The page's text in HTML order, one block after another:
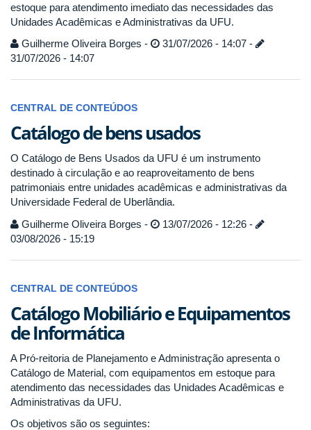
estoque para atendimento imediato das necessidades das
Unidades Acadêmicas e Administrativas da UFU.
Guilherme Oliveira Borges -
31/07/2026 - 14:07 -
31/07/2026 - 14:07
CENTRAL DE CONTEÚDOS
Catálogo de bens usados
O Catálogo de Bens Usados da UFU é um instrumento
destinado à circulação e ao reaproveitamento de bens
patrimoniais entre unidades acadêmicas e administrativas da
Universidade Federal de Uberlândia.
Guilherme Oliveira Borges -
13/07/2026 - 12:26 -
03/08/2026 - 15:19
CENTRAL DE CONTEÚDOS
Catálogo Mobiliário e Equipamentos
de Informática
A Pró-reitoria de Planejamento e Administração apresenta o
Catálogo de Material, com equipamentos em estoque para
atendimento das necessidades das Unidades Acadêmicas e
Administrativas da UFU.
Os objetivos são os seguintes: